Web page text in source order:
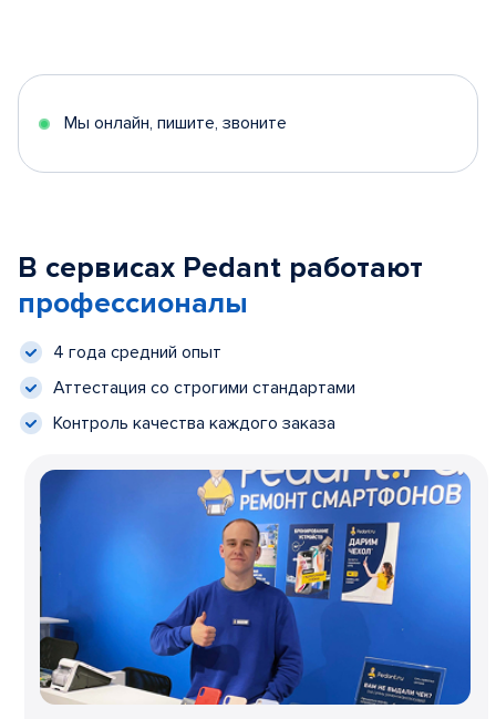
Мы онлайн, пишите, звоните
В сервисах Pedant работают
профессионалы
4 года средний опыт
Аттестация со строгими стандартами
Контроль качества каждого заказа